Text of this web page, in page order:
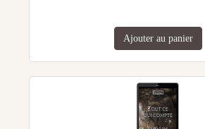
Ajouter au panier